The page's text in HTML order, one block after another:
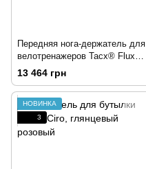
Передняя нога-держатель для
велотренажеров Tacx® Flux S
и Flux 2
13 464 грн
НОВИНКА
3